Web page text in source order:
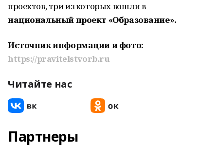
проектов, три из которых вошли в
национальный проект «Образование».
Источник информации и фото:
https://pravitelstvorb.ru
Читайте нас
Партнеры